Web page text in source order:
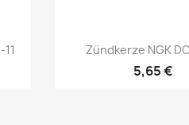

Zündkerze NGK
5,65 €